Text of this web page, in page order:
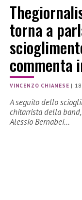
torna a
commenta
VINCENZO CHIANESE |
A seguito dello
chitarrista della
Alessio Bernabei…